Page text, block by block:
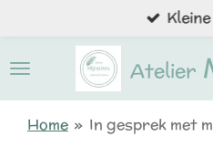
naar
Atelier
Home » In gesprek met